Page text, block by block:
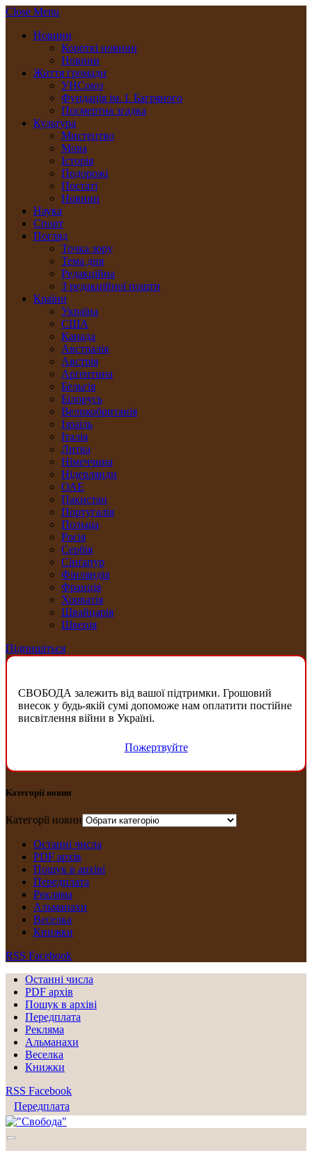
Close Menu
Новини
Короткі новини
Новини
Життя громади
УНСоюз
Фундація ім. І. Багряного
Посмертна згадка
Культура
Мистецтво
Мова
Історія
Подорожі
Постаті
Новини
Наука
Спорт
Погляд
Точка зору
Тема дня
Редакційна
З редакційної пошти
Країни
Україна
США
Канада
Австралія
Австрія
Арґентина
Бельгія
Білорусь
Великобританія
Ізраїль
Італія
Литва
Німеччина
Нідерлянди
ОАЕ
Пакистан
Португалія
Польща
Росія
Сербія
Сінґапур
Фінляндія
Франція
Хорватія
Швайцарія
Швеція
Підпишіться
СВОБОДА залежить від вашої підтримки. Грошовий
внесок у будь-якій сумі допоможе нам оплатити постійне
висвітлення війни в Україні.
Пожертвуйте
Категорії новин
Категорії новин
Останні числа
PDF архів
Пошук в архіві
Передплата
Рекляма
Альманахи
Веселка
Книжки
RSS Facebook
Останні числа
PDF архів
Пошук в архіві
Передплата
Рекляма
Альманахи
Веселка
Книжки
RSS Facebook
Передплата